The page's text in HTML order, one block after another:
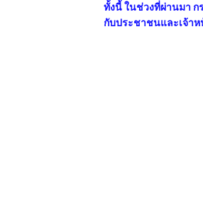
ทั้งนี้ ในช่วงที่ผ่านมา
กับประชาชนและเจ้า